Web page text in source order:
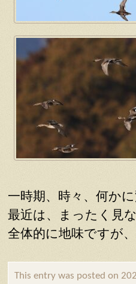
一時期、時々、何か
最近は、まったく見
全体的に地味ですが
This entry was posted on